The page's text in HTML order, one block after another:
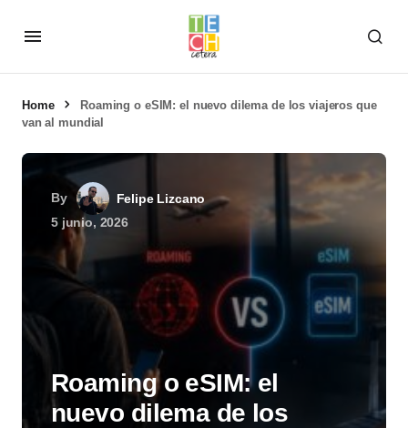
Home
Roaming o eSIM: el nuevo dilema de los viajeros que
van al mundial
By
Felipe Lizcano
5 junio, 2026
Roaming o eSIM: el
nuevo dilema de los